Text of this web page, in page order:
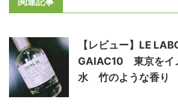
【レビュー】LE
GAIAC10 東京をイ
水 竹のような香り